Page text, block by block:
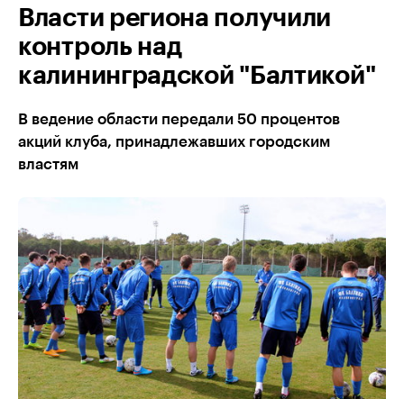
Власти региона получили
контроль над
калининградской "Балтикой"
В ведение области передали 50 процентов
акций клуба, принадлежавших городским
властям